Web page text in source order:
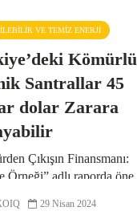
VE TEMIZ ENERJI
Kömürlü
Santrallar 45
dolar Zarara
Çıkışın Finansmanı:
Örneği” adlı raporda öne
karbon fiyatı
29 Nisan 2024